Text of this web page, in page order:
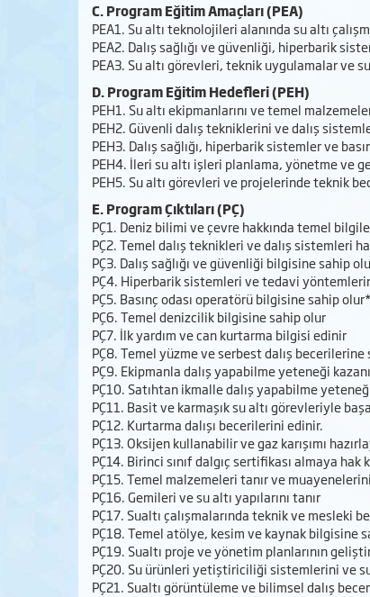
C. Program Eğitim Amaçları (PEA)
PEA1. Su altı teknolojileri alanında su altı
PEA2. Dalış sağlığı ve güvenliği, hiperbarik
PEA3. Su altı görevleri, teknik uygulamalar ve
D. Program Eğitim Hedefleri (PEH)
PEH1. Su altı ekipmanlarını ve temel
PEH2. Güvenli dalış tekniklerini ve dalış
PEH3. Dalış sağlığı, hiperbarik sistemler ve
PEH4. İleri su altı işleri planlama, yönetme ve
PEH5. Su altı görevleri ve projelerinde teknik
E. Program Çıktıları (PÇ)
PÇ1. Deniz bilimi ve çevre hakkında temel
PÇ2. Temel dalış teknikleri ve dalış sistemleri
PÇ3. Dalış sağlığı ve güvenliği bilgisine sahip
PÇ4. Hiperbarik sistemleri ve tedavi
PÇ5. Basınç odası operatörü bilgisine sahip olur*
PÇ6. Temel denizcilik bilgisine sahip olur
PÇ7. İlk yardım ve can kurtarma bilgisi edinir
PÇ8. Temel yüzme ve serbest dalış becerilerine
PÇ9. Ekipmanla dalış yapabilme yeteneği
PÇ10. Satıhtan ikmalle dalış yapabilme
PÇ11. Basit ve karmaşık su altı görevleriyle
PÇ12. Kurtarma dalışı becerilerini edinir.
PÇ13. Oksijen kullanabilir ve gaz karışımı
PÇ14. Birinci sınıf dalgıç sertifikası almaya hak
PÇ15. Temel malzemeleri tanır ve
PÇ16. Gemileri ve su altı yapılarını tanır
PÇ17. Sualtı çalışmalarında teknik ve mesleki
PÇ18. Temel atölye, kesim ve kaynak bilgisine
PÇ19. Sualtı proje ve yönetim planlarının
PÇ20. Su ürünleri yetiştiriciliği sistemlerini ve
PÇ21. Sualtı görüntüleme ve bilimsel dalış